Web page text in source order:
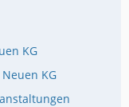
KG
KG